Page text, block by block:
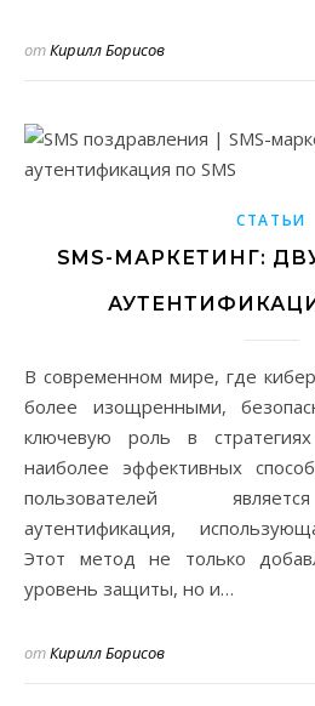
отКирилл Борисов
СТАТЬИ
SMS-МАРКЕТИНГ:
В современном мире, где киберугрозы становятся все
более изощренными,
ключевую роль в
наиболее эффективных
пользователей
аутентификация,
Этот метод не только
уровень защиты, но и…
отКирилл Борисов